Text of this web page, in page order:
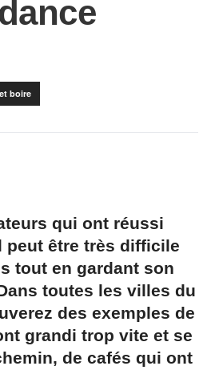
boire
qui ont réussi
être très difficile
tout en gardant son
toutes les villes du
des exemples de
grandi trop vite et se
de cafés qui ont